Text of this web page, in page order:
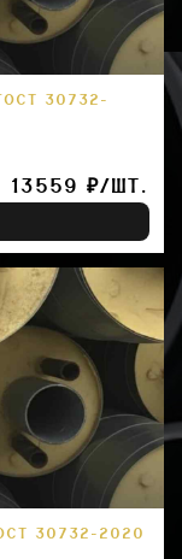
30732-
13559 ₽/ШТ.
30732-2020